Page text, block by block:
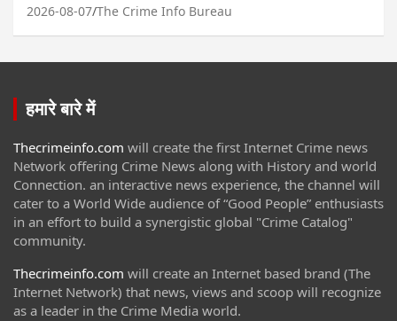
2026-08-07 The Crime Info Bureau
हमारे बारे में
Thecrimeinfo.com will create the first Internet Crime news
Network offering Crime News along with History and world
Connection. an interactive news experience, the channel will
cater to a World Wide audience of “Good People” enthusiasts
in an effort to build a synergistic global "Crime Catalog"
community.
Thecrimeinfo.com will create an Internet based brand (The
Internet Network) that news, views and scoop will recognize
as a leader in the Crime Media world.